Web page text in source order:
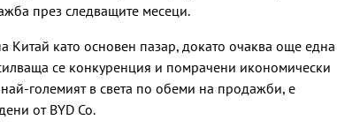
през следващите месеци.
Китай като основен пазар, докато очаква още една
се конкуренция и помрачени икономически
големият в света по обеми на продажби, е
от BYD Co.
Петролът поскъпва